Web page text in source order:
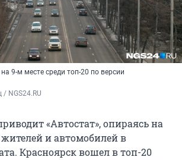
9-м месте среди топ-20 по версии
NGS24.RU
«Автостат», опираясь на
и автомобилей в
Красноярск вошел в топ-20